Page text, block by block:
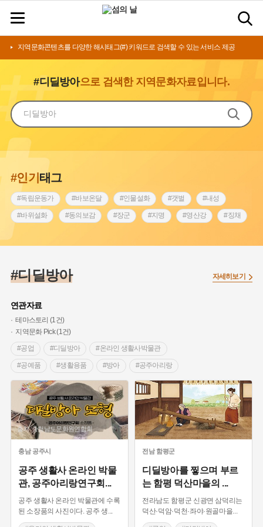
지역문화콘텐츠를 다양한 해시태그(#) 키워드로 검색할 수 있는 서비스 제공
#디딜방아으로 검색한 지역문화자료입니다.
#인기태그
#독립운동가 #바보온달 #인물설화 #갯벌 #내성
#바위설화 #동의보감 #장군 #지명 #영산강 #징채
#인천 #외성 #낙성대
#황해도
#조선역사
#왕건 #전라남도 지명유래
#온라인 생활사박물관 #강동구 #제주도설화
#여성독립운동가 #조선시대 문신 #3.1운동
#김마리아 #여성 독립운동가 #28독립선언 #온달
#문화유산 #노원구 #마을 #전설 #박물관
#경기도설화 #강서구 #공예품 #원호원두표묘역 #용인
#지명유래 #블루리본 #대한민국임시정부 #염전
#용인의 전설 #동화
#의병활동 #영산포 #수령 #부산 #항일투쟁
#남자현
#디딜방아
연관자료
테마스토리 (1건)
지역문화 Pick (1건)
#공업
#디딜방아 #온라인 생활사박물관
#공예품 #생활용품 #방아 #공주아리랑
자세히보기
출처 :충청남도문화원연합회
충남 공주시
공주 생활사 온라인 박물
관, 공주아리랑연구회 ...
공주 생활사 온라인 박물관에 수록
된 소장품의 사진이다. 공주 생
전남 함평군
디딜방아를 찧으며 부르
는 함평 덕산마을의 ...
전라남도 함평군 신광면 삼덕리는
덕산·덕암·덕천·좌야·원골마을